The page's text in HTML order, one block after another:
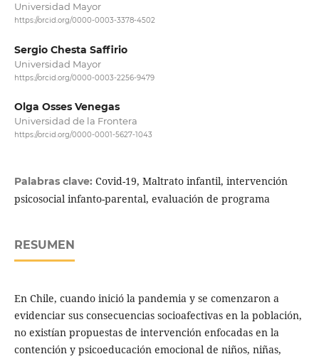
Universidad Mayor
https://orcid.org/0000-0003-3378-4502
Sergio Chesta Saffirio
Universidad Mayor
https://orcid.org/0000-0003-2256-9479
Olga Osses Venegas
Universidad de la Frontera
https://orcid.org/0000-0001-5627-1043
Palabras clave: Covid-19, Maltrato infantil, intervención
psicosocial infanto-parental, evaluación de programa
RESUMEN
En Chile, cuando inició la pandemia y se comenzaron a
evidenciar sus consecuencias socioafectivas en la población,
no existían propuestas de intervención enfocadas en la
contención y psicoeducación emocional de niños, niñas,